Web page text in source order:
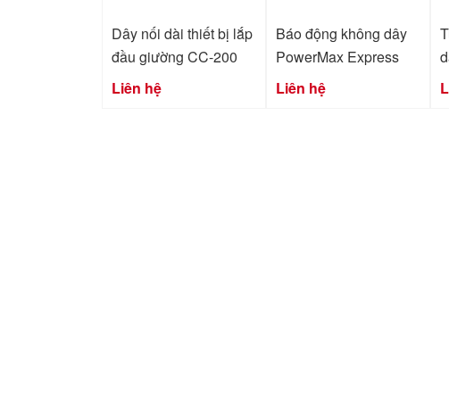
Dây nối dài thiết bị lắp
đầu giường CC-200
Liên hệ
Báo động không dây
PowerMax Express
Liên hệ